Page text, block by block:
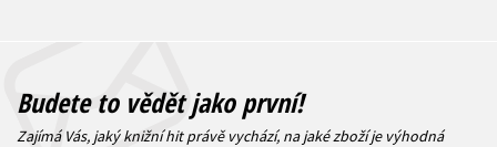
Budete to vědět jako první!
Zajímá Vás, jaký knižní hit právě vychází, na jaké zboží je výhodná